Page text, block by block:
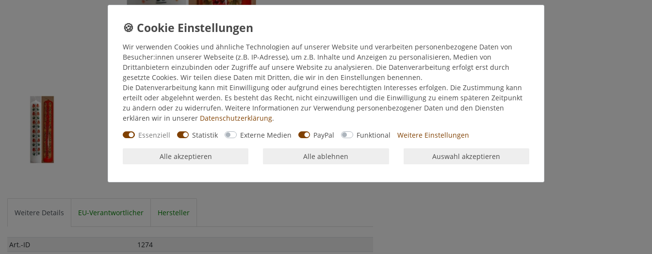
Weitere Details EU-Verantwortlicher Hersteller
Art.-ID
1274
Wir verwenden Cookies und ähnliche Technologien auf unserer Website und verarbeiten personenbezogene Daten von
Besucher:innen unserer Webseite (z.B. IP-Adresse), um z.B. Inhalte und Anzeigen zu personalisieren, Medien von
Drittanbietern einzubinden oder Zugriffe auf unsere Website zu analysieren. Die Datenverarbeitung erfolgt erst durch
gesetzte Cookies. Wir teilen diese Daten mit Dritten, die wir in den Einstellungen benennen.
Die Datenverarbeitung kann mit Einwilligung oder aufgrund eines berechtigten Interesses erfolgen. Die Zustimmung kann
erteilt oder abgelehnt werden. Es besteht das Recht, nicht einzuwilligen und die Einwilligung zu einem späteren Zeitpunkt
zu ändern oder zu widerrufen. Weitere Informationen zur Verwendung personenbezogener Daten und den Diensten
erklären wir in unserer Daten­schutz­erklärung.
Essenziell
Statistik Externe Medien PayPal Funktional Weitere Einstellungen
Alle akzeptieren Alle ablehnen Auswahl akzeptieren